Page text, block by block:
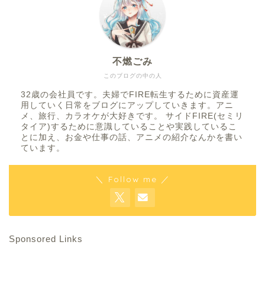
このブログの中の人
不燃ごみ
32歳の会社員です。夫婦でFIRE転生するために資産運
用していく日常をブログにアップしていきます。アニ
メ、旅行、カラオケが大好きです。 サイドFIRE(セミリ
タイア)するために意識していることや実践しているこ
とに加え、お金や仕事の話、アニメの紹介なんかを書い
ています。
＼ Follow me ／
Sponsored Links